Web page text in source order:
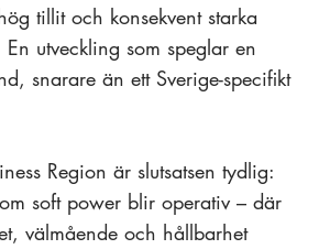
tillit och konsekvent starka
utveckling som speglar en
snarare än ett Sverige-specifikt
Region är slutsatsen tydlig:
soft power blir operativ – där
välmående och hållbarhet